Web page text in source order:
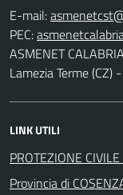
E-mail:
PEC:
ASMENET
Lamezia Terme
LINK UTILI
PROTEZIONE
Provincia di